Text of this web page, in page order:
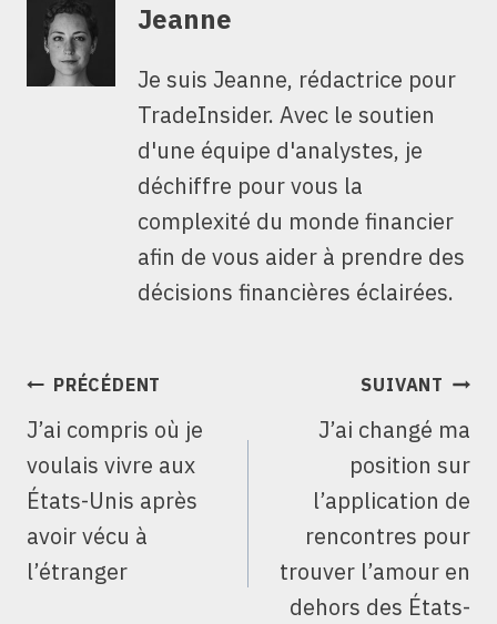
Jeanne
Je suis Jeanne, rédactrice pour
TradeInsider. Avec le soutien
d'une équipe d'analystes, je
déchiffre pour vous la
complexité du monde financier
afin de vous aider à prendre des
décisions financières éclairées.
NAVIGATION
L’ARTICLE
PRÉCÉDENT
J’ai compris où je
voulais vivre aux
États-Unis après
avoir vécu à
l’étranger
SUIVANT
J’ai changé ma
position sur
l’application de
rencontres pour
trouver l’amour en
dehors des États-